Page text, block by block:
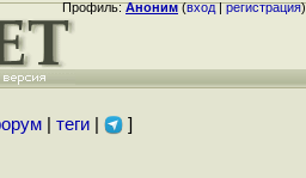
Профиль:Аноним(вход|регистрация)
| теги| ]